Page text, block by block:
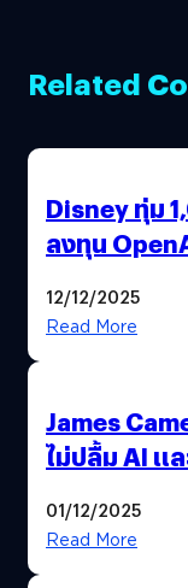
Related
Disney ทุ่ม
ลงทุน
12/12/2025
Read More
James
ไม่ปลื้ม AI แ
01/12/2025
Read More